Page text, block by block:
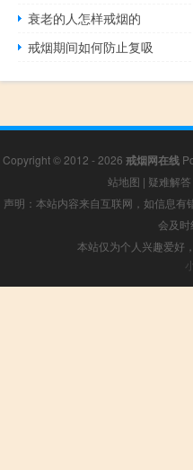
衰老的人怎样戒烟的
戒烟期间如何防止复吸
Copyright © 2012 - 2026 戒烟网在线
站地图 | 疑难解答
声明：本站内容来自互联网，如信息
会及
本站仅为个人兴趣爱好